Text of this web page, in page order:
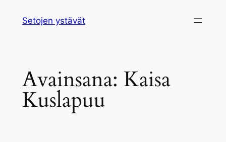
sisältöön
Setojen ystävät
Avainsana: Kaisa
Kuslapuu